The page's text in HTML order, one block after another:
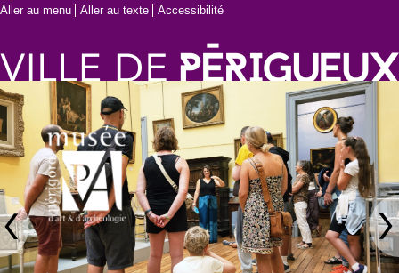
Aller au menu Aller au texte Accessibilité